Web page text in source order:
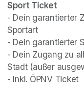
Sport Ticket
- Dein garantierter
Sportart
- Dein garantierter
- Dein Zugang zu
Stadt (außer
- Inkl. ÖPNV Ticket